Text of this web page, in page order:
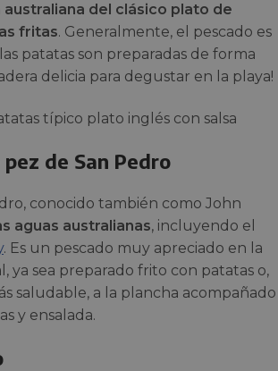
australiana del clásico plato de
fritas. Generalmente, el pescado es
patatas son preparadas de forma
delicia para degustar en la playa!
de San Pedro
conocido también como John
aguas australianas, incluyendo el
. Es un pescado muy apreciado en la
ya sea preparado frito con patatas o,
saludable, a la plancha acompañado
y ensalada.